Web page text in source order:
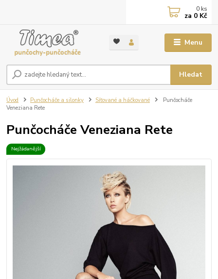
Menu
Hledat
0 ks
za 0 Kč
Úvod Punčocháče a silonky Síťované a háčkované
Punčocháče
Veneziana Rete
Punčocháče Veneziana Rete
Nejžádanější